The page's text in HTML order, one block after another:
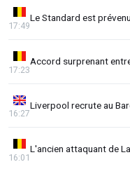
Le Standard est
17:49
Accord surprenant
17:23
Liverpool recrute au
16:27
L'ancien attaquant de
16:01